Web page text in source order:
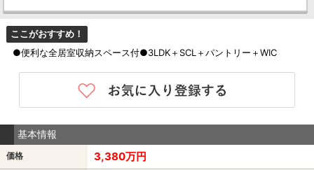
ここがおすすめ！
●便利な全居室収納スペース付●3LDK＋SCL＋パントリー＋WIC
基本情報
価格 3,380万円